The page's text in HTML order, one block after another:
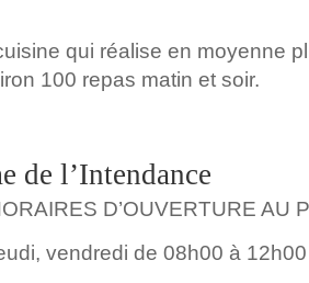
qui réalise en moyenne
100 repas matin et soir.
de l’Intendance
D’OUVERTURE AU
vendredi de 08h00 à